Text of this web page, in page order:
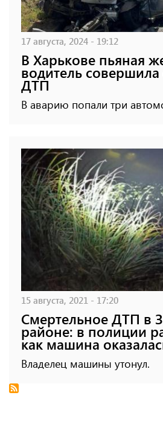
17 августа, 2024 - 19:12
В Харькове пьяная
водитель
ДТП
В аварию попали три
15 августа, 2021 - 17:20
Смертельное ДТП в
районе: в полиции
как машина
Владелец машины утонул.